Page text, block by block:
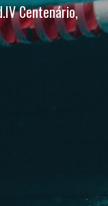
Centenário,